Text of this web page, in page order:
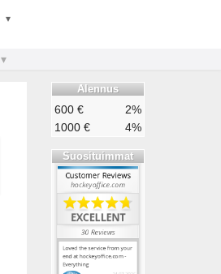
▾
Alennus
600 €
2%
1000 €
4%
Suosituimmat